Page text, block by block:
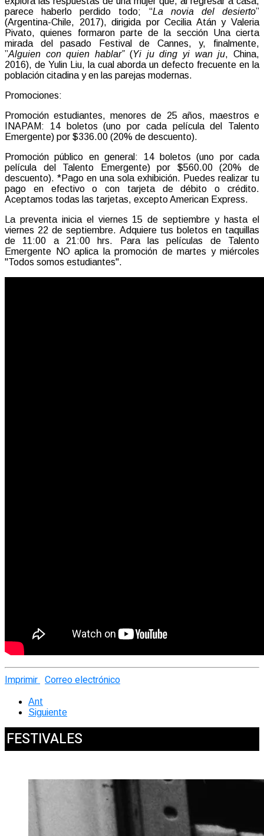
parece haberlo perdido todo; “La novia del desierto”
(Argentina-Chile, 2017), dirigida por Cecilia Atán y Valeria
Pivato, quienes formaron parte de la sección Una cierta
mirada del pasado Festival de Cannes, y, finalmente,
”Alguien con quien hablar”(Yi ju ding yi wan ju, China,
2016), de Yulin Liu, la cual aborda un defecto frecuente en la
población citadina y en las parejas modernas.
Promociones:
Promoción estudiantes, menores de 25 años, maestros e
INAPAM: 14 boletos (uno por cada película del Talento
Emergente) por $336.00 (20% de descuento).
Promoción público en general: 14 boletos (uno por cada
película del Talento Emergente) por $560.00 (20% de
descuento). *Pago en una sola exhibición. Puedes realizar tu
pago en efectivo o con tarjeta de débito o crédito.
Aceptamos todas las tarjetas, excepto American Express.
La preventa inicia el viernes 15 de septiembre y hasta el
viernes 22 de septiembre. Adquiere tus boletos en taquillas
de 11:00 a 21:00 hrs. Para las películas de Talento
Emergente NO aplica la promoción de martes y miércoles
"Todos somos estudiantes".
Imprimir Correo electrónico
Ant
Siguiente
FESTIVALES